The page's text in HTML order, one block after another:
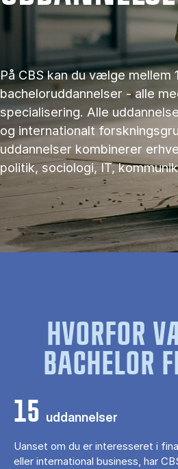
På CBS kan du vælge mellem
bacheloruddannelser - alle
specialisering. Alle
og internationalt
uddannelser kombinerer
politik, sociologi, IT,
HVORFOR
BACHELOR
15 uddannelser
Uanset om du er interesseret i
eller international business, har